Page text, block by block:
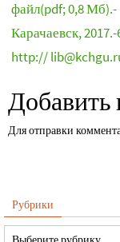
файл(pdf; 0,8 Мб).-
Карачаевск, 2017.-
http://
Добавить
Для отправки
Рубрики